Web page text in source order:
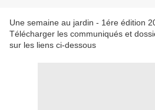
Une semaine au jardin - 1ére édition
Télécharger les communiqués et
sur les liens ci-dessous